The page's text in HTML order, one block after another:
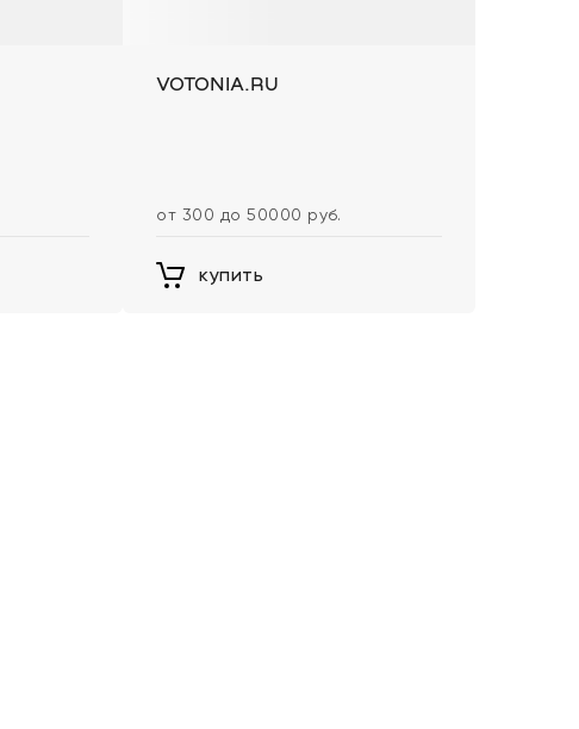
VOTONIA.RU
от 300 до 50000 руб.
купить